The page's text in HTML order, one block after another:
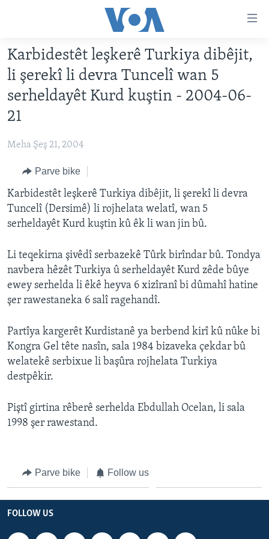
Yekser
here
naveroka
serekî
Yekser
here
Malpera
Yekser
Lêgerînê
NÛÇE
VÎDYO GALERÎ
RADYO
HEVPEYVÎN
HERÊMÊN KURDAN
TIRKÎYE
SÛRÎYE
ÎRAQ
ÎRAN
CÎHAN
ÇAND Û HUNER
SERNIVÎS
SORANÎ
Learning English
Karbidestêt leşkerê Turkiya dibêjit,
li şerekî li devra Tuncelî wan 5
serheldayêt Kurd kuştin - 2004-06-
21
Meha Şeş 21, 2004
Parve bike
Karbidestêt leşkerê Turkiya dibêjit, li şerekî li devra
Tuncelî (Dersimê) li rojhelata welatî, wan 5
serheldayêt Kurd kuştin kû êk li wan jin bû.
Li teqekirna şivêdî serbazekê Tûrk birîndar bû. Tondya
navbera hêzêt Turkiya û serheldayêt Kurd zêde bûye
ewey serhelda li êkê heyva 6 xizîranî bi dûmahî hatine
şer rawestaneka 6 salî ragehandî.
Partîya kargerêt Kurdistanê ya berbend kirî kû nûke bi
Kongra Gel tête nasîn, sala 1984 bizaveka çekdar bû
welatekê serbixue li başûra rojhelata Turkiya
destpêkir.
Piştî girtina rêberê serhelda Ebdullah Ocelan, li sala
1998 şer rawestand.
Parve bike Follow us
FOLLOW US